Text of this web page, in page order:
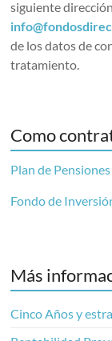
siguiente
de los datos de
tratamiento.
Como
Plan de Pensiones
Fondo de
Más
Cinco Años y